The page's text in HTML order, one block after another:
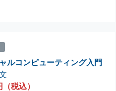
ルコンピューティング入門
税込）